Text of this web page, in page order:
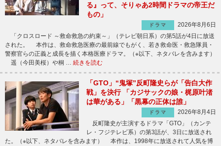
る』って、そりゃあ2時間ドラマの帝王だ
もの」
ドラマ
2026年8月6日
「クロスロード ～救命救急の約束～」（テレビ朝日系）の第5話が4日に放送
された。 本作は、救命救急医療の最前線でもがく、若き救命医・救急隊員・
警察官らの正義と成長を描く本格医療ドラマ。（※以下、ネタバレを含みます）
遥（今田美桜）や桐 … 続きを読む
「GTO」“鬼塚”反町隆史らが「告白大作
戦」を決行 「カジサックの娘・梶原叶渚
は華がある」「黒幕の正体は誰」
ドラマ
2026年8月4日
反町隆史が主演するドラマ「GTO」（カンテ
レ・フジテレビ系）の第3話が、3日に放送され
た。（※以下、ネタバレを含みます） 本作は、1998年に放送されて人気を博